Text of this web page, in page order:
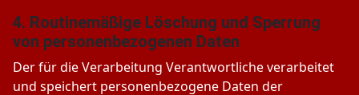
4. Routinemäßige Löschung und Sperrung
von personenbezogenen Daten
Der für die Verarbeitung Verantwortliche verarbeitet
und speichert personenbezogene Daten der